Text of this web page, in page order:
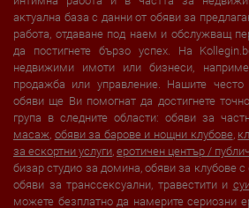
актуална база с данни от обяви за
работа, отдаване под наем и обслужващ
да постигнете бързо успех. На
недвижими имоти или бизнеси,
продажба или управление. Нашите
обяви ще Ви помогнат да достигнете
група в следните области: обяви за
масаж обяви за барове и нощни клубове,
за ескортни услуги еротичен център /
бизар студио за домина, обяви за клубове
обяви за транссексуални, травестити и
можете безплатно да намерите сериозни